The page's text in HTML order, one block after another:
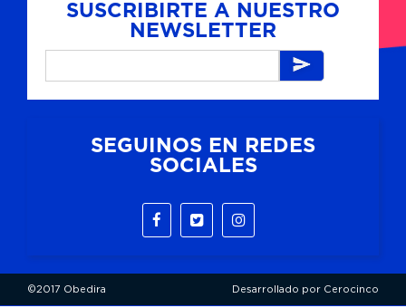
SUSCRIBIRTE A NUESTRO
NEWSLETTER
SEGUINOS EN REDES
SOCIALES
©2017 Obedira Desarrollado por Cerocinco